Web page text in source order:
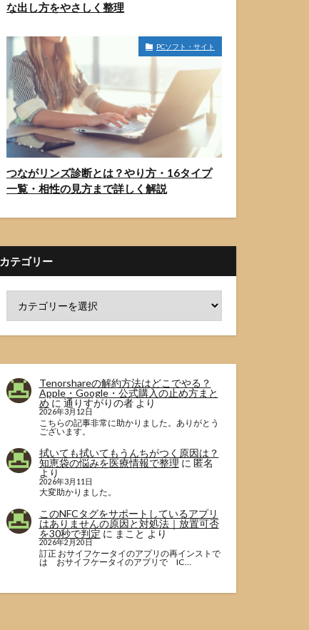
な出し方をやさしく整理
PCソフト・サイト
つながリンズ診断とは？やり方・16タイプ
一覧・相性の見方まで詳しく解説
カテゴリー
Tenorshareの解約方法はどこでやる？
Apple・Google・公式購入の止め方まと
め に 通りすがりの者より
2026年3月12日
こちらの記事非常に助かりました。ありがとう
ございます。
拭いても拭いてもうんちがつく原因は？
知恵袋の悩みを医療情報で整理 に 匿名
より
2026年3月11日
大変助かりました。
このNFCタグをサポートしているアプリ
はありませんの原因と対処法｜放置可否
を30秒で判定 に まこと より
2026年2月20日
訂正 おサイフケータイのアプリの再インストで
は おサイフケータイのアプリで IC…